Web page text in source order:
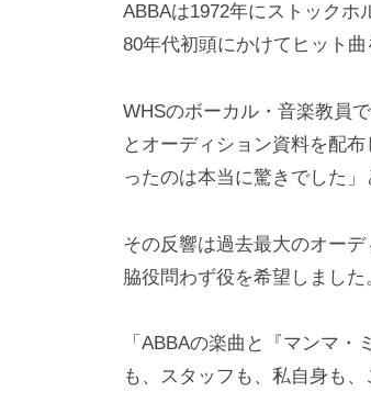
ABBAは1972年にストックホ
80年代初頭にかけてヒット
WHSのボーカル・音楽教員
とオーディション資料を配
ったのは本当に驚きでした」
その反響は過去最大のオー
脇役問わず役を希望しました
「ABBAの楽曲と『マンマ
も、スタッフも、私自身も